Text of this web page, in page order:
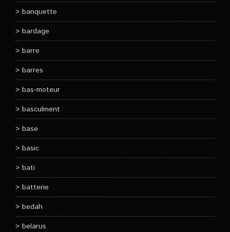
banquette
bardage
barre
barres
bas-moteur
basculment
base
basic
bati
batterie
bedah
belarus